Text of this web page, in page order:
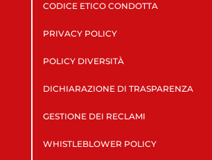
CODICE ETICO CONDOTTA
PRIVACY POLICY
POLICY DIVERSITÀ
DICHIARAZIONE DI TRASPARENZA
GESTIONE DEI RECLAMI
WHISTLEBLOWER POLICY